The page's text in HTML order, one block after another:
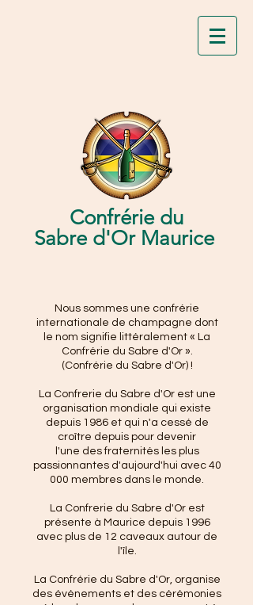
Confrérie du
Sabre d'Or Maurice
Nous sommes une confrérie
internationale de champagne dont
le nom signifie littéralement « La
Confrérie du Sabre d'Or ».
(Confrérie du Sabre d'Or) !
La Confrerie du Sabre d'Or est une
organisation mondiale qui existe
depuis 1986 et qui n'a cessé de
croître depuis pour devenir
l'une des fraternités les plus
passionnantes d'aujourd'hui avec 40
000 membres dans le monde.
La Confrerie du Sabre d'Or est
présente à Maurice depuis 1996
avec plus de 12 caveaux autour de
l'île.
La Confrérie du Sabre d'Or, organise
des événements et des cérémonies